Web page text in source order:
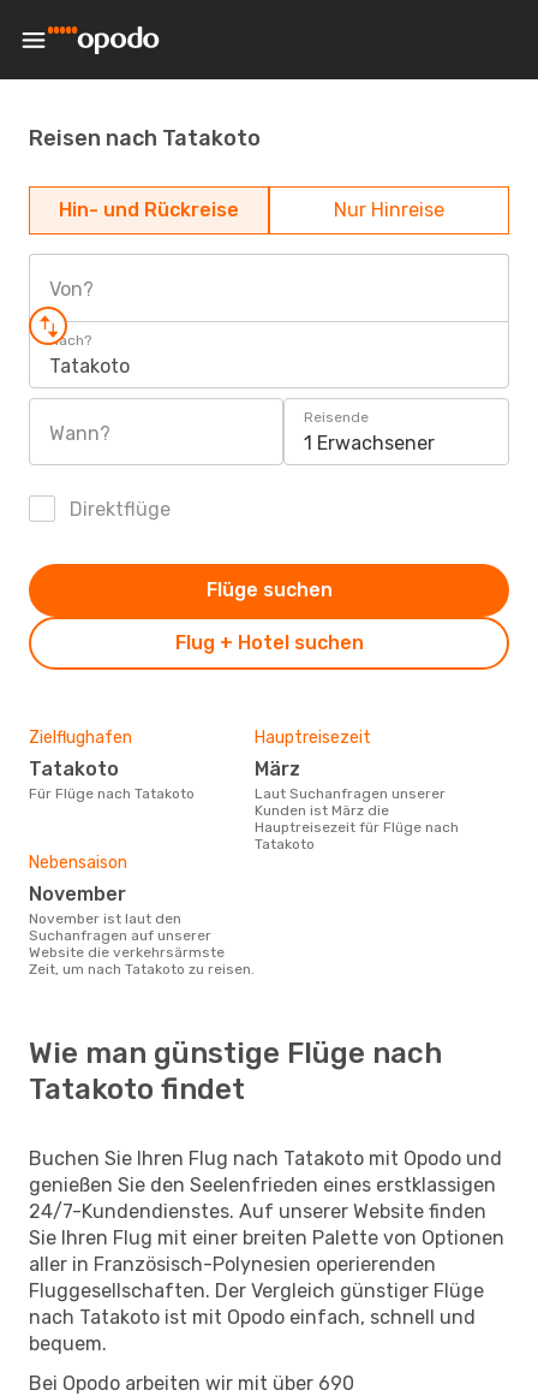
Reisen nach Tatakoto
Hin- und Rückreise Nur Hinreise
Von?
Nach?
Tatakoto
Wann?
Reisende
1 Erwachsener
Direktflüge
Flug + Hotel suchen
Flüge suchen
Zielflughafen
Tatakoto
Für Flüge nach Tatakoto
Hauptreisezeit
März
Laut Suchanfragen unserer
Kunden ist März die
Hauptreisezeit für Flüge nach
Tatakoto
Nebensaison
November
November ist laut den
Suchanfragen auf unserer
Website die verkehrsärmste
Zeit, um nach Tatakoto zu reisen.
Wie man günstige Flüge nach
Tatakoto findet
Buchen Sie Ihren Flug nach Tatakoto mit Opodo und
genießen Sie den Seelenfrieden eines erstklassigen
24/7-Kundendienstes. Auf unserer Website finden
Sie Ihren Flug mit einer breiten Palette von Optionen
aller in Französisch-Polynesien operierenden
Fluggesellschaften. Der Vergleich günstiger Flüge
nach Tatakoto ist mit Opodo einfach, schnell und
bequem.
Bei Opodo arbeiten wir mit über 690